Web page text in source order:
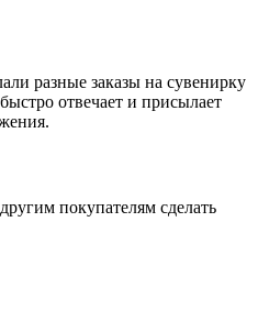
разные заказы на сувенирку
отвечает и присылает
покупателям сделать